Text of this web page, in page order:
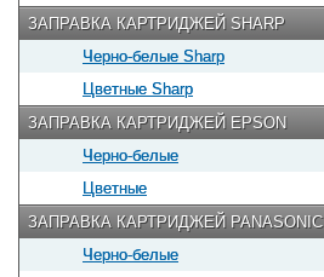
ЗАПРАВКА КАРТРИДЖЕЙ SHARP
Черно-белые Sharp
Цветные Sharp
ЗАПРАВКА КАРТРИДЖЕЙ EPSON
Черно-белые
Цветные
ЗАПРАВКА КАРТРИДЖЕЙ PANASONIC
Черно-белые